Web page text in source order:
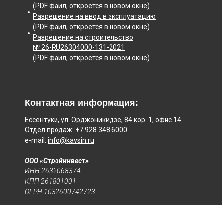
(PDF фаил, откроется в новом окне)
Разрешение на ввод в эксплуатацию
(PDF фаил, откроется в новом окне)
Разрешение на строительство
№ 26-RU26304000-131-2021
(PDF фаил, откроется в новом окне)
Контактная информация:
Ессентуки, ул. Орджоникидзе, 84 кор. 1, офис 14
Отдел продаж: +7 928 348 6000
e-mail: info@kavsin.ru
ООО «Стройинвест»
ИНН 2632068374
КПП 261801001
ОГРН 1032600742723